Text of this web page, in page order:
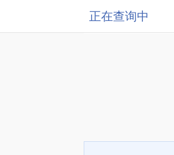
正在查询中